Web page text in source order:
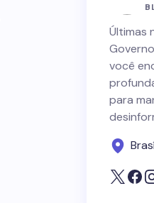
Últimas
você
para